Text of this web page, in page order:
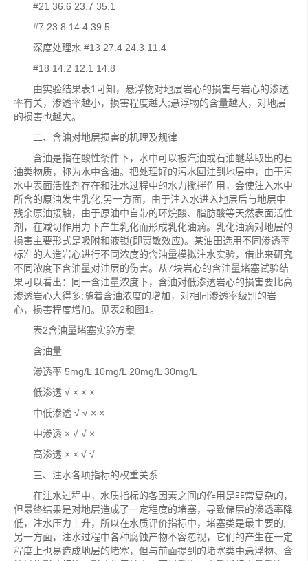
#21 36.6 23.7 35.1
#7 23.8 14.4 39.5
深度处理水 #13 27.4 24.3 11.4
#18 14.2 12.1 14.8
由实验结果表1可知，悬浮物对地层岩心的损害与岩心的渗透
率有关，渗透率越小，损害程度越大;悬浮物的含量越大，对地层
的损害也越大。
二、含油对地层损害的机理及规律
含油是指在酸性条件下，水中可以被汽油或石油醚萃取出的石
油类物质，称为水中含油。把处理好的污水回注到地层中，由于污
水中表面活性剂存在和注水过程中的水力搅拌作用，会使注入水中
所含的原油发生乳化;另一方面，由于注入水进入地层后与地层中
残余原油接触，由于原油中自带的环烷酸、脂肪酸等天然表面活性
剂，在减切作用力下产生乳化而形成乳化油滴。乳化油滴对地层的
损害主要形式是吸附和液锁(即贾敏效应)。某油田选用不同渗透率
标准的人造岩心进行不同浓度的含油量模拟注水实验，借此来研究
不同浓度下含油量对油层的伤害。从7块岩心的含油量堵塞试验结
果可以看出：同一含油量浓度下，含油对低渗透岩心的损害要比高
渗透岩心大得多;随着含油浓度的增加，对相同渗透率级别的岩
心，损害程度增加。见表2和图1。
表2含油量堵塞实验方案
含油量
渗透率 5mg/L 10mg/L 20mg/L 30mg/L
低渗透 √ × × ×
中低渗透 √ √ × ×
中渗透 × √ √ ×
高渗透 × × √ √
三、注水各项指标的权重关系
在注水过程中，水质指标的各因素之间的作用是非常复杂的，
但最终结果是对地层造成了一定程度的堵塞，导致储层的渗透率降
低，注水压力上升，所以在水质评价指标中，堵塞类是最主要的;
另一方面，注水过程中各种腐蚀产物不容忽视，它们的产生在一定
程度上也易造成地层的堵塞，但与前面提到的堵塞类中悬浮物、含